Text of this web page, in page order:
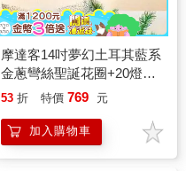
摩達客14吋夢幻土耳其藍系
金蔥彎絲聖誕花圈+20燈
LED暖白光燈串
53 折 特價 769 元
加入購物車